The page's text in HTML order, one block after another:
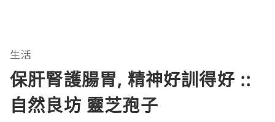
生活
保肝腎護腸胃, 精神好訓得好 ::
自然良坊 靈芝孢子